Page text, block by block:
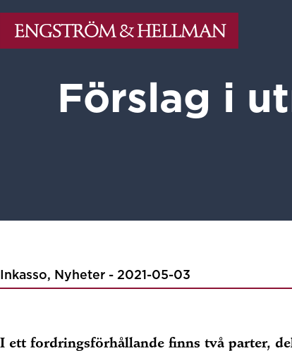
Förslag i
Inkasso, Nyheter - 2021-05-03
I ett fordringsförhållande finns två parter,